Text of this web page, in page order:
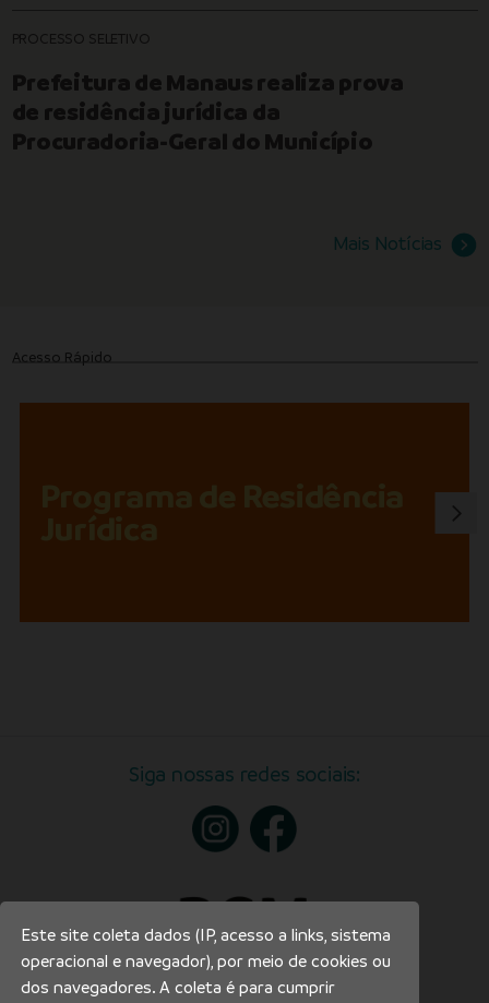
PROCESSO SELETIVO
Prefeitura de Manaus realiza prova
de residência jurídica da
Procuradoria-Geral do Município
Mais Notícias
Acesso Rápido
Siga nossas redes sociais:
Este site coleta dados (IP, acesso a links, sistema
operacional e navegador), por meio de cookies ou
dos navegadores. A coleta é para cumprir